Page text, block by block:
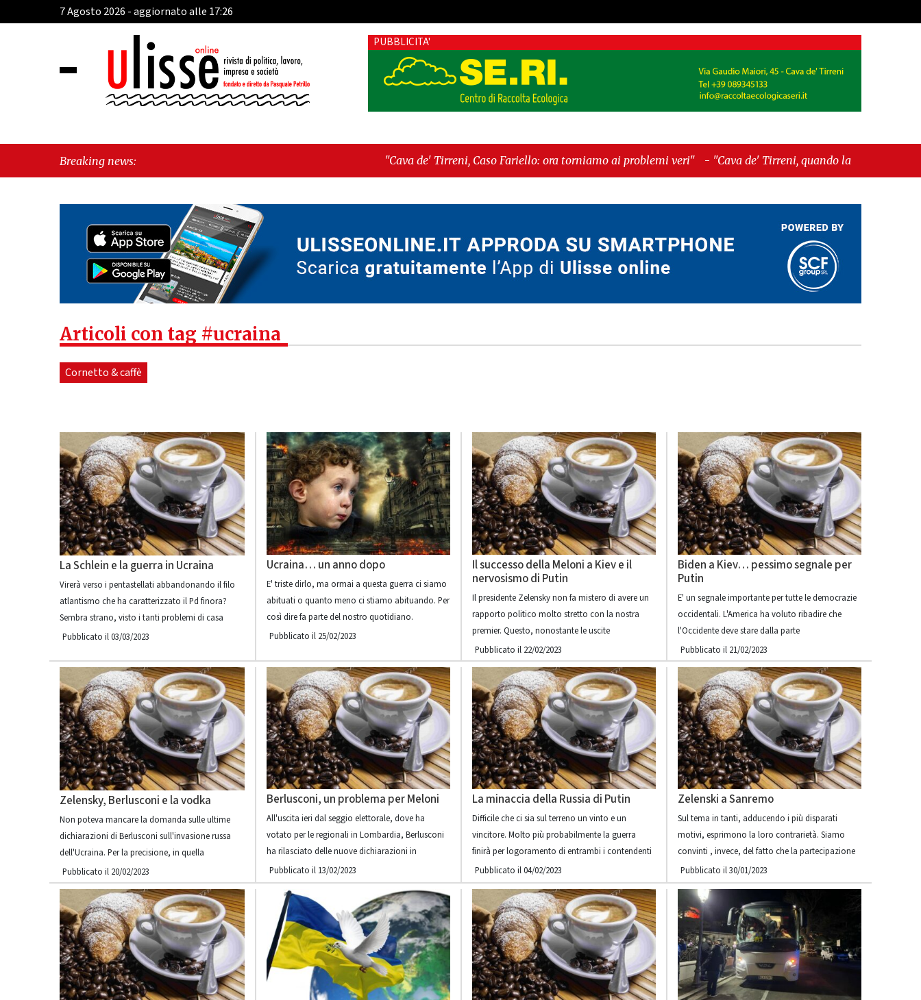
7 Agosto 2026 - aggiornato alle 17:26
PUBBLICITA'
Breaking news: "Cava de' Tirreni, Caso Fariello: ora torniamo ai problemi veri" -"Cava de' Tirreni, quando la burocrazia dimentica perché
esiste"
Articoli con tag #ucraina
Cornetto & caffè
La Schlein e la guerra in Ucraina
Virerà verso i pentastellati abbandonando il filo
atlantismo che ha caratterizzato il Pd finora?
Sembra strano, visto i tanti problemi di casa
Pubblicato il 03/03/2023
Ucraina… un anno dopo
E' triste dirlo, ma ormai a questa guerra ci siamo
abituati o quanto meno ci stiamo abituando. Per
così dire fa parte del nostro quotidiano.
Pubblicato il 25/02/2023
Il successo della Meloni a Kiev e il
nervosismo di Putin
Il presidente Zelensky non fa mistero di avere un
rapporto politico molto stretto con la nostra
premier. Questo, nonostante le uscite
Pubblicato il 22/02/2023
Biden a Kiev… pessimo segnale per
Putin
E' un segnale importante per tutte le democrazie
occidentali. L'America ha voluto ribadire che
l'Occidente deve stare dalla parte
Pubblicato il 21/02/2023
Zelensky, Berlusconi e la vodka
Non poteva mancare la domanda sulle ultime
dichiarazioni di Berlusconi sull'invasione russa
dell'Ucraina. Per la precisione, in quella
Pubblicato il 20/02/2023
Berlusconi, un problema per Meloni
All'uscita ieri dal seggio elettorale, dove ha
votato per le regionali in Lombardia, Berlusconi
ha rilasciato delle nuove dichiarazioni in
Pubblicato il 13/02/2023
La minaccia della Russia di Putin
Difficile che ci sia sul terreno un vinto e un
vincitore. Molto più probabilmente la guerra
finirà per logoramento di entrambi i contendenti
Pubblicato il 04/02/2023
Zelenski a Sanremo
Sul tema in tanti, adducendo i più disparati
motivi, esprimono la loro contrarietà. Siamo
convinti , invece, del fatto che la partecipazione
Pubblicato il 30/01/2023